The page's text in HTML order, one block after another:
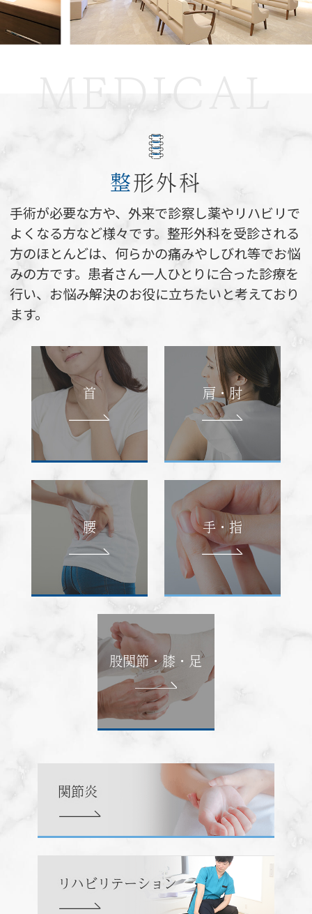
MEDICAL
整形外科
手術が必要な方や、外来で診察し薬やリハビリで
よくなる方など様々です。整形外科を受診される
方のほとんどは、何らかの痛みやしびれ等でお悩
みの方です。患者さん一人ひとりに合った診療を
行い、お悩み解決のお役に立ちたいと考えており
ます。
首 肩・肘
腰 手・指
股関節・膝・足
関節炎
リハビリテーション